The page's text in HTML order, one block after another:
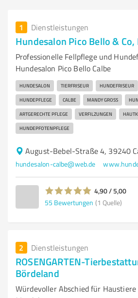
1 Dienstleistungen
Hundesalon Pico Bello &
Professionelle Fellpflege und
Hundesalon Pico Bello Calbe
HUNDESALON TIERFRISEUR HUNDEFRISEUR
HUNDEPFLEGE CALBE MANDY GROSS
ARTGERECHTE PFLEGE VERFILZUNGEN
HUNDEPFOTENPFLEGE
August-Bebel-Straße 4, 39240
hundesalon-calbe@web.de
4,90 / 5,00
55 Bewertungen (1 Quelle)
2 Dienstleistungen
ROSENGARTEN-
Bördeland
Würdevoller Abschied für